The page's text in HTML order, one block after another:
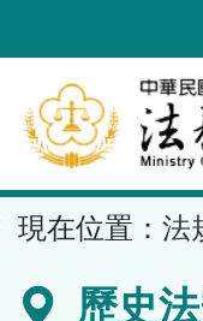
到
要
內
容
區
現在位置： 法
歷史